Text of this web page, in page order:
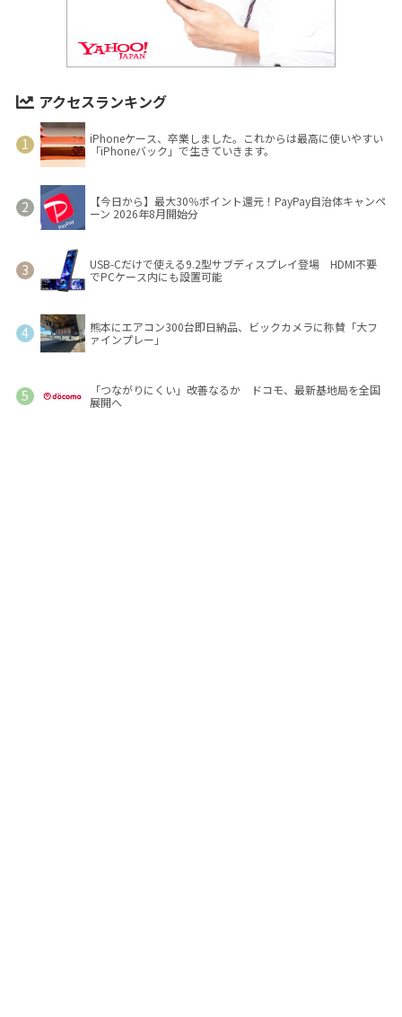
アクセスランキング
iPhoneケース、卒業しました。これからは最高に使いやすい
「iPhoneバック」で生きていきます。
【今日から】最大30％ポイント還元！PayPay自治体キャンペ
ーン 2026年8月開始分
USB-Cだけで使える9.2型サブディスプレイ登場 HDMI不要
でPCケース内にも設置可能
熊本にエアコン300台即日納品、ビックカメラに称賛「大フ
ァインプレー」
「つながりにくい」改善なるか ドコモ、最新基地局を全国
展開へ